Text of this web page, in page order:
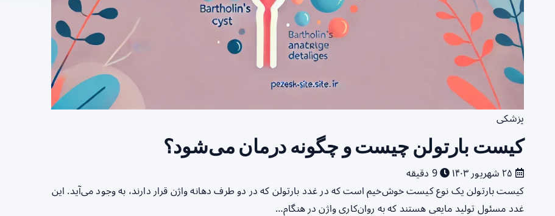
پزشکی
کیست بارتولن چیست و چگونه درمان می‌شود؟
9 دقیقه
کیست بارتولن یک نوع کیست خوش‌خیم است که در غدد بارتولن که در دو طرف دهانه واژن قرار دارند، به وجود می‌آید. این
غدد مسئول تولید مایعی هستند که به روان‌کاری واژن در هنگام…